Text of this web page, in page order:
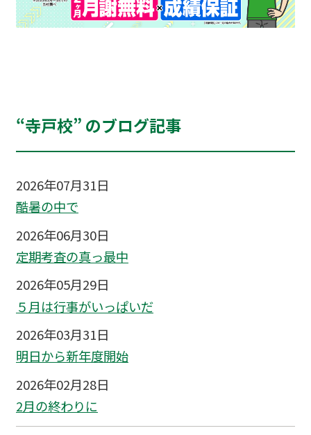
“寺戸校” のブログ記事
2026年07月31日
酷暑の中で
2026年06月30日
定期考査の真っ最中
2026年05月29日
５月は行事がいっぱいだ
2026年03月31日
明日から新年度開始
2026年02月28日
2月の終わりに